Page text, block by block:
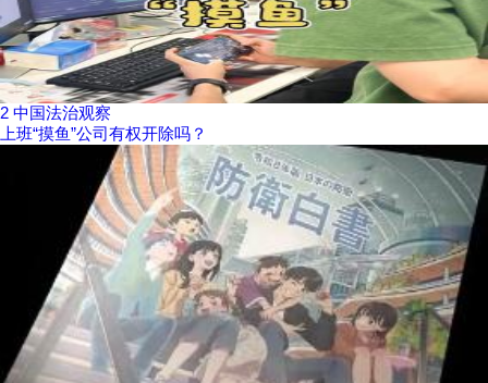
2 中国法治观察
上班“摸鱼”公司有权开除吗？